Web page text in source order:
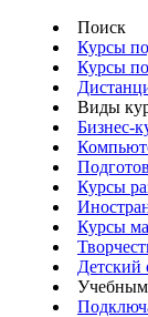
Поиск
Курсы
Курсы
Виды
Бизнес-
Курсы
Курсы
Детский
Учебным